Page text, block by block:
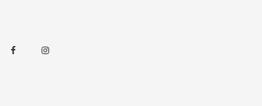
FacebookInstagram